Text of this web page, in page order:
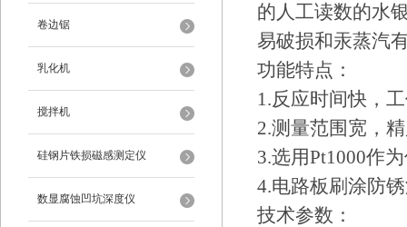
卷边锯
乳化机
搅拌机
硅钢片铁损磁感测定仪
数显腐蚀凹坑深度仪
的人工读数的水
易破损和汞蒸汽
功能特点：
1.反应时间快，
2.测量范围宽，
3.选用Pt1000作
4.电路板刷涂防
技术参数：